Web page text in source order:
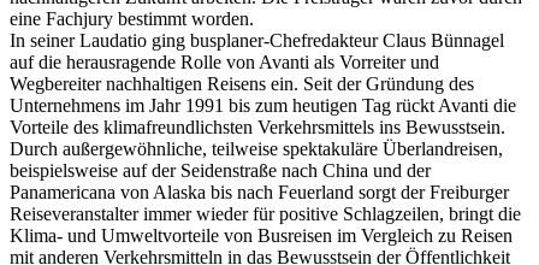
eine Fachjury bestimmt worden.
In seiner Laudatio ging busplaner-Chefredakteur Claus Bünnagel
auf die herausragende Rolle von Avanti als Vorreiter und
Wegbereiter nachhaltigen Reisens ein. Seit der Gründung des
Unternehmens im Jahr 1991 bis zum heutigen Tag rückt Avanti die
Vorteile des klimafreundlichsten Verkehrsmittels ins Bewusstsein.
Durch außergewöhnliche, teilweise spektakuläre Überlandreisen,
beispielsweise auf der Seidenstraße nach China und der
Panamericana von Alaska bis nach Feuerland sorgt der Freiburger
Reiseveranstalter immer wieder für positive Schlagzeilen, bringt die
Klima- und Umweltvorteile von Busreisen im Vergleich zu Reisen
mit anderen Verkehrsmitteln in das Bewusstsein der Öffentlichkeit